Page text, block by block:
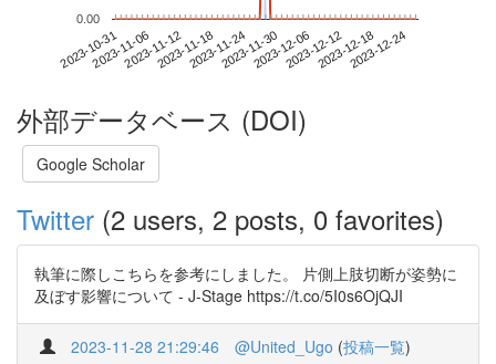
2023-10-312023-11-062023-11-122023-11-182023-11-242023-11-302023-12-062023-12-122023-12-182023-12-24
0.00
外部データベース (DOI)
Google Scholar
Twitter (2 users, 2 posts, 0 favorites)
執筆に際しこちらを参考にしました。 片側上肢切断が姿勢に
及ぼす影響について - J-Stage https://t.co/5I0s6OjQJI
2023-11-28 21:29:46 @United_Ugo (投稿一覧)